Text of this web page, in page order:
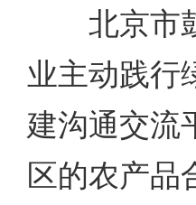
北京市鼓
业主动践行
建沟通交流
区的农产品